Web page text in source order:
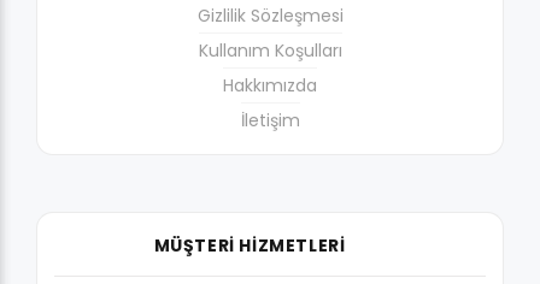
Gizlilik Sözleşmesi
Kullanım Koşulları
Hakkımızda
İletişim
MÜŞTERİ HİZMETLERİ